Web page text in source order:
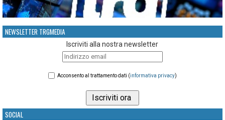
NEWSLETTER TRGMEDIA
Iscriviti alla nostra newsletter
Acconsento al trattamento dati (informativa privacy)
SOCIAL